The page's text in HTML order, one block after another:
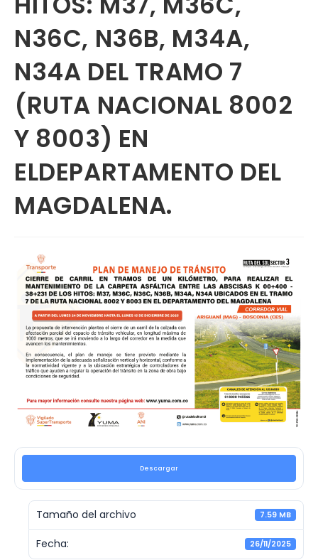
N36C, N36B, M34A,
N34A DEL TRAMO 7
(RUTA NACIONAL 8002
Y 8003) EN
ELDEPARTAMENTO DEL
MAGDALENA.
Descargar
Tamaño del archivo 7.59 MB
Fecha: 26/11/2025